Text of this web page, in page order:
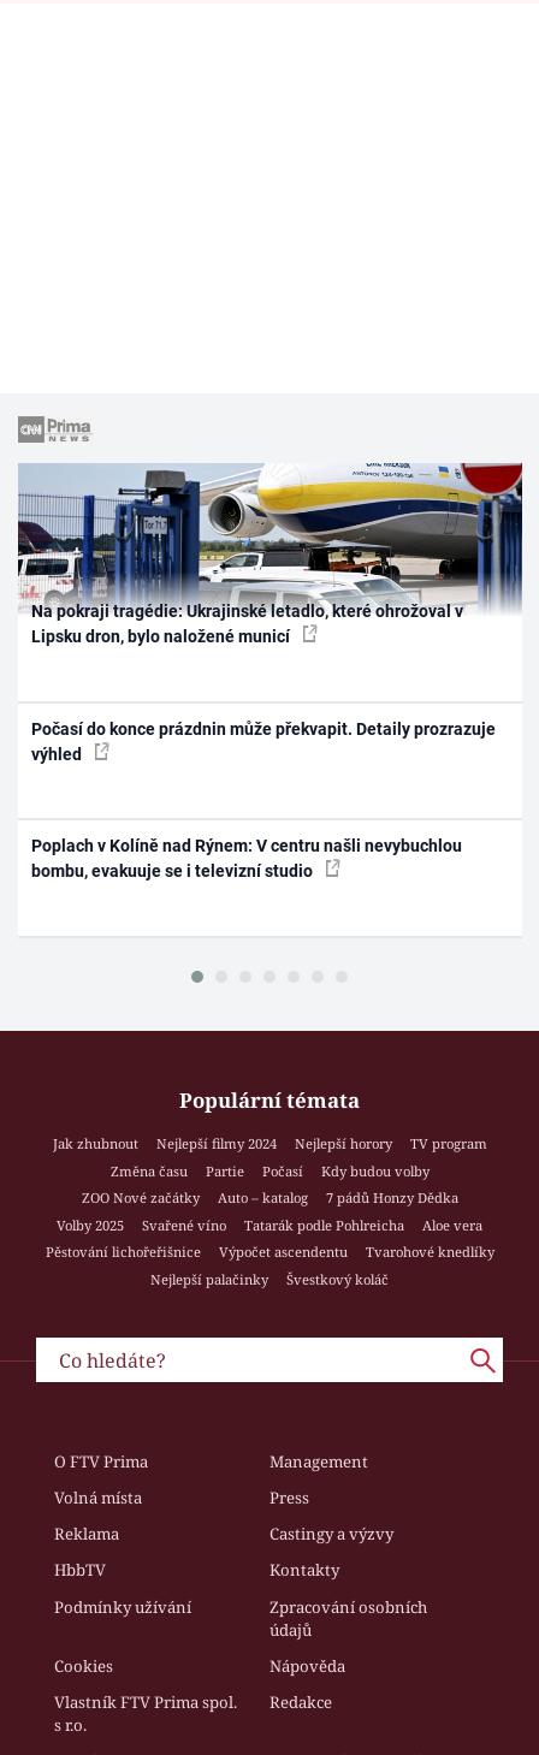
Na pokraji tragédie: Ukrajinské letadlo, které ohrožoval v
Lipsku dron, bylo naložené municí
Počasí do konce prázdnin může překvapit. Detaily prozrazuje
výhled
Poplach v Kolíně nad Rýnem: V centru našli nevybuchlou
bombu, evakuuje se i televizní studio
Populární témata
Jak zhubnout Nejlepší filmy 2024 Nejlepší horory
TV program
Změna času
Partie Počasí
Kdy budou volby
ZOO Nové začátky
Auto – katalog
7 pádů Honzy Dědka
Volby 2025
Svařené víno Tatarák podle Pohlreicha
Aloe vera
Pěstování lichořeřišnice
Výpočet ascendentu
Tvarohové knedlíky
Nejlepší palačinky
Švestkový koláč
O FTV Prima
Management
Volná místa
Press
Reklama
Castingy a výzvy
HbbTV
Kontakty
Podmínky užívání
Zpracování osobních
údajů
Cookies
Nápověda
Vlastník FTV Prima spol.
s r.o.
Redakce